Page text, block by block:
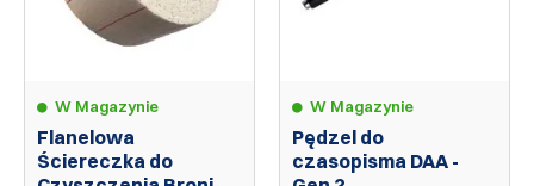
W Magazynie
Flanelowa
Ściereczka do
W Magazynie
Pędzel do
czasopisma DAA -